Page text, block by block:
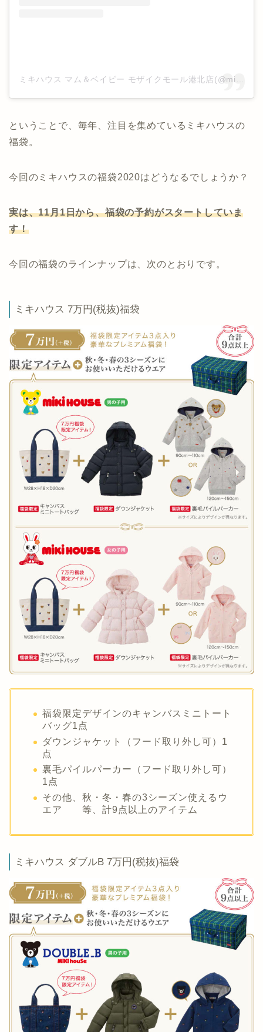
ということで、毎年、注目を集めているミキハウスの
福袋。
今回のミキハウスの福袋2020はどうなるでしょうか？
実は、11月1日から、福袋の予約がスタートしていま
す！
今回の福袋のラインナップは、次のとおりです。
ミキハウス 7万円(税抜)福袋
福袋限定デザインのキャンバスミニトート
バッグ1点
ダウンジャケット（フード取り外し可）1
点
裏毛パイルパーカー（フード取り外し可）
1点
その他、秋・冬・春の3シーズン使えるウ
エア 等、計9点以上のアイテム
ミキハウス ダブルB 7万円(税抜)福袋